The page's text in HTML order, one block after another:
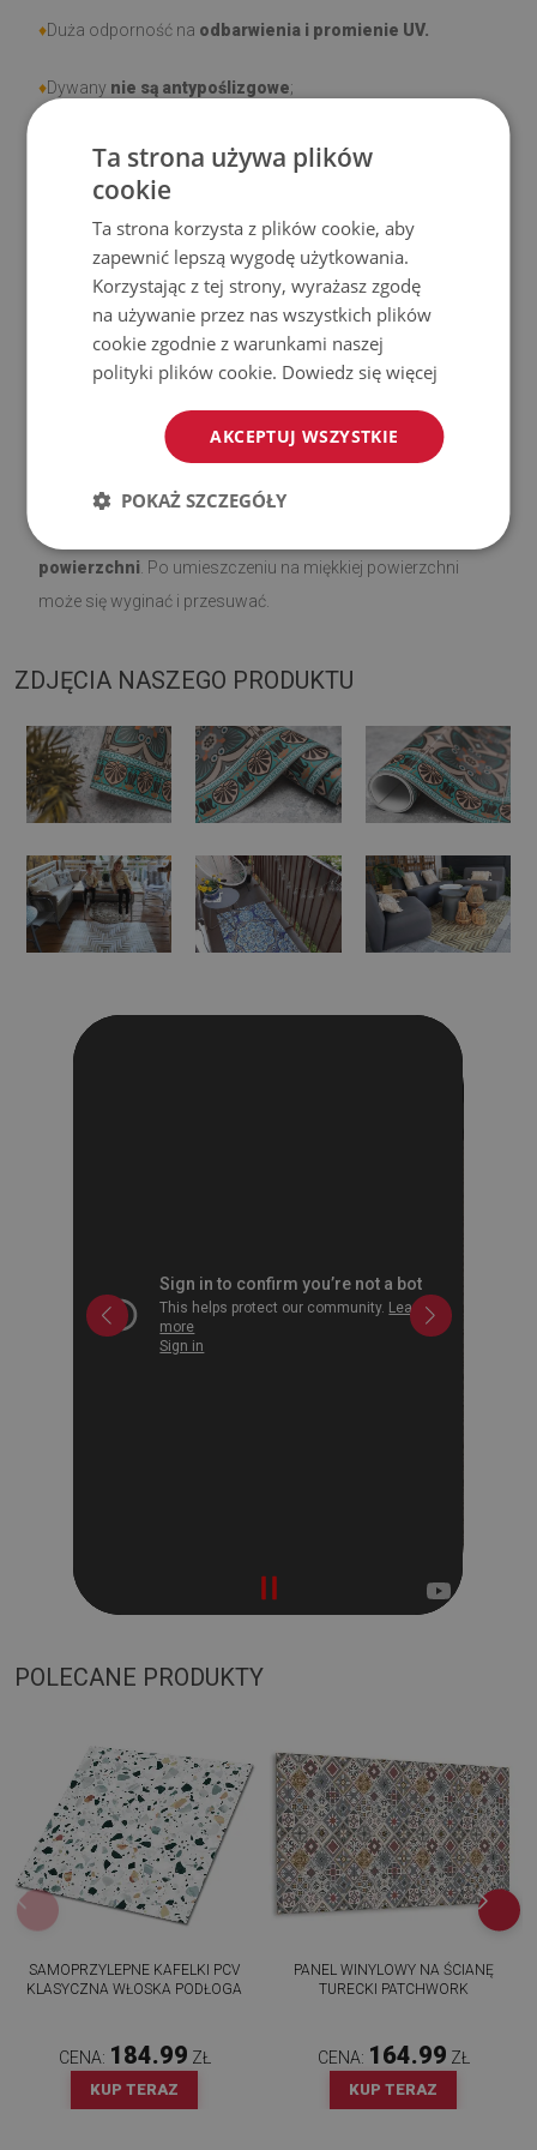
♦Duża odporność na odbarwienia i promienie UV.
♦Dywany nie są antypoślizgowe;
Produkt łatwy w czyszczeniu, odporny na plamy i wodę.
Prosimy pamiętać, że uszkodzenia powstałe przy
użytkowaniu wynikające z upływu czasu (np. przetarcia) nie
podlegają reklamacjom.
Jak dbać o produkt?
Czyść wilgotną szmatką —nie używaj silnych środków
powierzchni . Po umieszczeniu na miękkiej powierzchni
może się wyginać i przesuwać.
ZDJĘCIA NASZEGO PRODUKTU
POLECANE PRODUKTY
SAMOPRZYLEPNE KAFELKI PCV
KLASYCZNA WŁOSKA PODŁOGA
CENA: 184.99 ZŁ
KUP TERAZ
PANEL WINYLOWY NA ŚCIANĘ
TURECKI PATCHWORK
CENA: 164.99 ZŁ
KUP TERAZ
Ta strona używa plików
cookie
Ta strona korzysta z plików cookie, aby
zapewnić lepszą wygodę użytkowania.
Korzystając z tej strony, wyrażasz zgodę
na używanie przez nas wszystkich plików
cookie zgodnie z warunkami naszej
polityki plików cookie. Dowiedz się więcej
AKCEPTUJ WSZYSTKIE
POKAŻ SZCZEGÓŁY